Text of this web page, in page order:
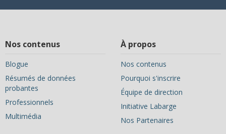
Nos contenus
Blogue
Résumés de données
probantes
Professionnels
Multimédia
À propos
Nos contenus
Pourquoi s'inscrire
Équipe de direction
Initiative Labarge
Nos Partenaires